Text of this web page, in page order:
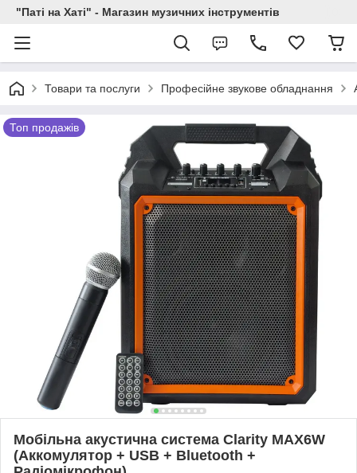
"Паті на Хаті" - Магазин музичних інструментів
Товари та послуги Професійне звукове обладнання
Топ продажів
Мобільна акустична система Clarity MAX6W
(Аккомулятор + USB + Bluetooth +